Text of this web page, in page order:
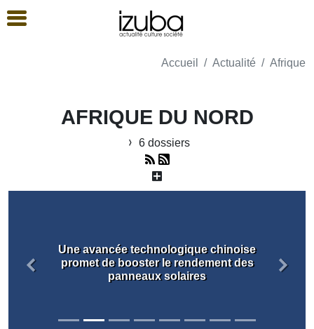
Accueil Actualité Afrique
AFRIQUE DU NORD
6 dossiers
Une avancée technologique chinoise
promet de booster le rendement des
panneaux solaires
Précédent